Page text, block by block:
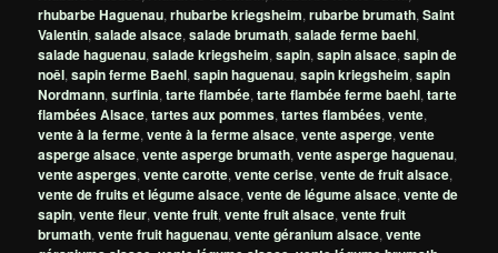
rhubarbe Haguenau,rhubarbe kriegsheim,rubarbe brumath,Saint
Valentin,salade alsace,salade brumath,salade ferme baehl,
salade haguenau,salade kriegsheim,sapin,sapin alsace,sapin de
noêl,sapin ferme Baehl,sapin haguenau,sapin kriegsheim,sapin
Nordmann,surfinia,tarte flambée,tarte flambée ferme baehl,tarte
flambées Alsace,tartes aux pommes,tartes flambées,vente,
vente à la ferme,vente à la ferme alsace,vente asperge,vente
asperge alsace,vente asperge brumath,vente asperge haguenau,
vente asperges,vente carotte,vente cerise,vente de fruit alsace,
vente de fruits et légume alsace,vente de légume alsace,vente de
sapin,vente fleur,vente fruit,vente fruit alsace,vente fruit
brumath,vente fruit haguenau,vente géranium alsace,vente